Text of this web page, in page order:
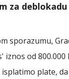
za
sporazumu,
iznos od
isplatimo plate,